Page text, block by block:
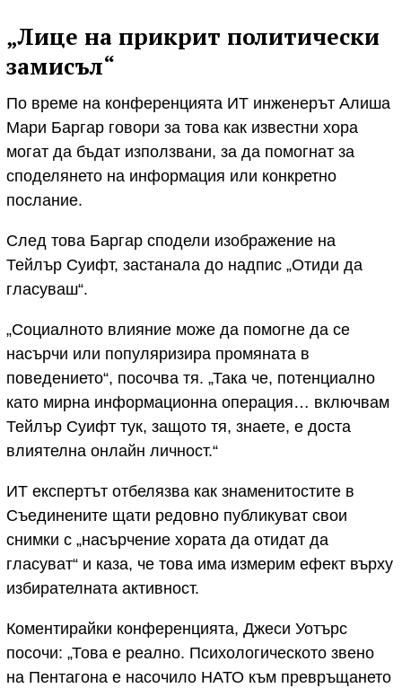
„Лице на прикрит политически
замисъл“
По време на конференцията ИТ инженерът Алиша
Мари Баргар говори за това как известни хора
могат да бъдат използвани, за да помогнат за
споделянето на информация или конкретно
послание.
След това Баргар сподели изображение на
Тейлър Суифт, застанала до надпис „Отиди да
гласуваш“.
„Социалното влияние може да помогне да се
насърчи или популяризира промяната в
поведението“, посочва тя. „Така че, потенциално
като мирна информационна операция… включвам
Тейлър Суифт тук, защото тя, знаете, е доста
влиятелна онлайн личност.“
ИТ експертът отбелязва как знаменитостите в
Съединените щати редовно публикуват свои
снимки с „насърчение хората да отидат да
гласуват“ и каза, че това има измерим ефект върху
избирателната активност.
Коментирайки конференцията, Джеси Уотърс
посочи: „Това е реално. Психологическото звено
на Пентагона е насочило НАТО към превръщането